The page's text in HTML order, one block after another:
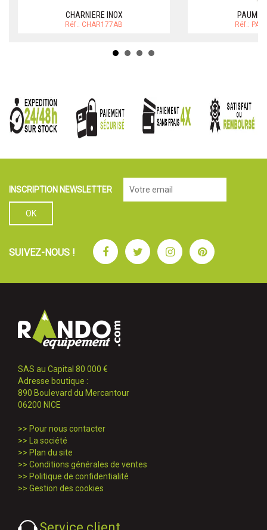
CHARNIERE INOX
Réf.: CHAR177AB Réf.:
INSCRIPTION NEWSLETTER
SUIVEZ-NOUS ! FacebookTwitterInstagramPinterest
SAS au Capital 80 000 €
Adresse boutique :
890 Boulevard du Mercantour
06200 NICE
>> Pour nous contacter
>> La société
>> Plan du site
>> Conditions générales de ventes
>> Politique de confidentialité
>> Gestion des cookies